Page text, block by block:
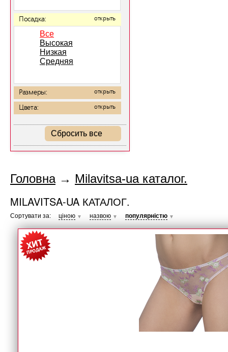
Посадка: открыть
Все
Высокая
Низкая
Средняя
Размеры: открыть
Цвета: открыть
Сбросить все
Головна→ Milavitsa-ua каталог.
MILAVITSA-UA КАТАЛОГ.
Сортувати за: ціною ▼ назвою ▼ популярністю ▼